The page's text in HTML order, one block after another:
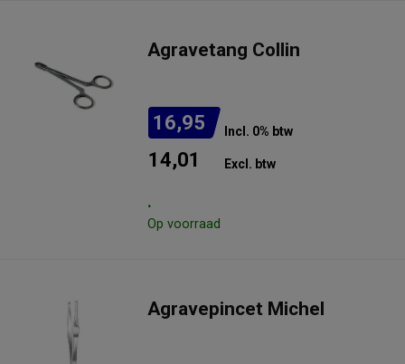
Agravetang Collin
16,95 Incl. 0% btw
14,01 Excl. btw
.
Op voorraad
Agravepincet Michel